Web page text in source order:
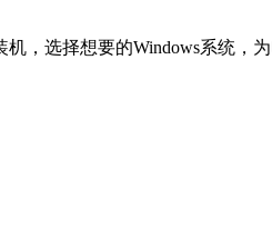
机，选择想要的Windows系统，